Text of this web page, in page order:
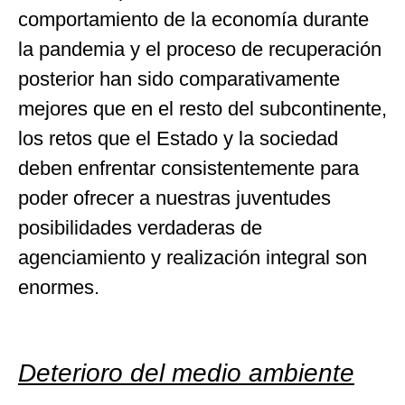
comportamiento de la economía durante
la pandemia y el proceso de recuperación
posterior han sido comparativamente
mejores que en el resto del subcontinente,
los retos que el Estado y la sociedad
deben enfrentar consistentemente para
poder ofrecer a nuestras juventudes
posibilidades verdaderas de
agenciamiento y realización integral son
enormes.
Deterioro del medio ambiente